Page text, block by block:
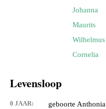
Johanna
Maurits
Wilhelmus
Cornelia
Levensloop
0 JAAR: geboorte Anthonia